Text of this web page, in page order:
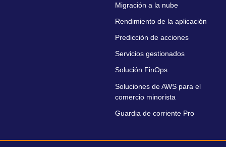
Migración a la nube
Rendimiento de la aplicación
Predicción de acciones
Servicios gestionados
Solución FinOps
Soluciones de AWS para el
comercio minorista
Guardia de corriente Pro